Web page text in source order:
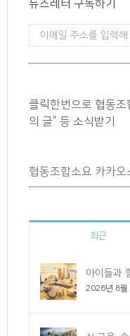
뉴스레터 구독하기
클릭한번으로 협동조
의 글” 등 소식받기
협동조합소요 카카오
최근
아이들과
2026년 8월